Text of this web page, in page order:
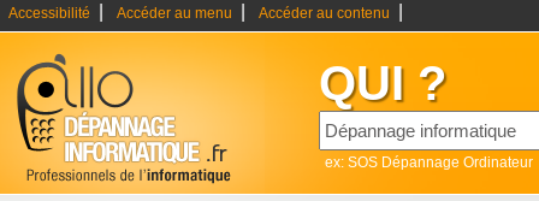
Accessibilité Accéder au menu Accéder au contenu
QUI ?
ex: SOS Dépannage Ordinateur